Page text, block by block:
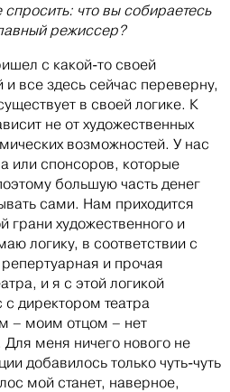
что вы собираетесь
режиссер?
с какой-то своей
все здесь сейчас переверну,
в своей логике. К
не от художественных
возможностей. У нас
или спонсоров, которые
большую часть денег
сами. Нам приходится
грани художественного и
логику, в соответствии с
и прочая
и я с этой логикой
директором театра
– моим отцом – нет
меня ничего нового не
добавилось только чуть-чуть
мой станет, наверное,